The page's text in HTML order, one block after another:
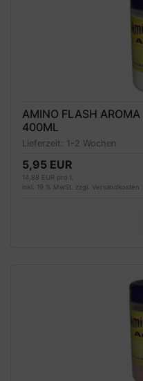
AMINO FLASH
400ML
Lieferzeit: 1-2 Wochen
5,95 EUR
14,88 EUR pro L
inkl. 19 % MwSt. zzgl. Versandkosten